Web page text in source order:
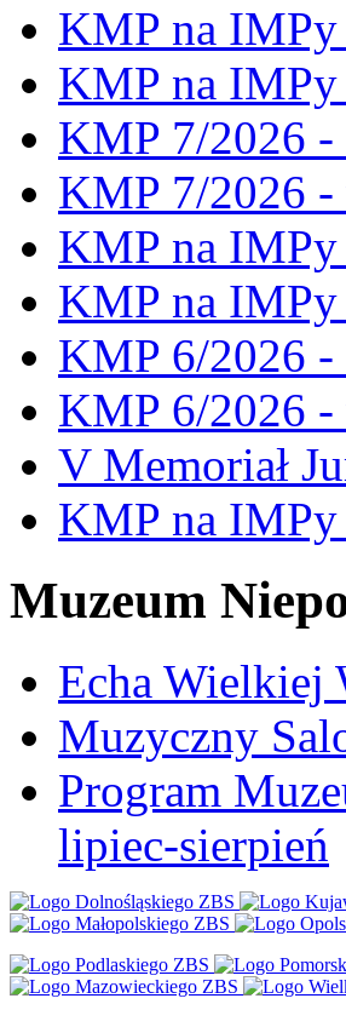
KMP na IMPy
KMP na
KMP 7/2026 -
KMP 7/2026
KMP na IMPy
KMP na
KMP 6/2026 -
KMP 6/2026
V Memoriał
KMP na IMPy
Muzeum
Echa Wielkiej
Muzyczny
Program
lipiec-sierpień